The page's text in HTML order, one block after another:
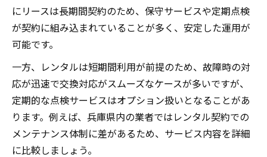
にリースは長期間契約のため、保守サービスや定期点検
が契約に組み込まれていることが多く、安定した運用が
可能です。
一方、レンタルは短期間利用が前提のため、故障時の対
応が迅速で交換対応がスムーズなケースが多いですが、
定期的な点検サービスはオプション扱いとなることがあ
ります。例えば、兵庫県内の業者ではレンタル契約での
メンテナンス体制に差があるため、サービス内容を詳細
に比較しましょう。